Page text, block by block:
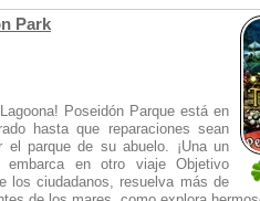
Park
Poseidón Parque está en
hasta que reparaciones sean
el parque de su abuelo. ¡Una un
embarca en otro viaje Objetivo
los ciudadanos, resuelva más de